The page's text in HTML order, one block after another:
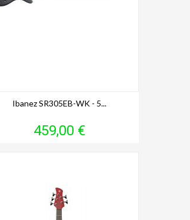
Ibanez SR305EB-WK - 5...
Prix
459,00 €